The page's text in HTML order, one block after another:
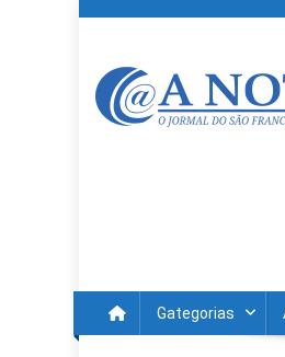
content
Gategorias